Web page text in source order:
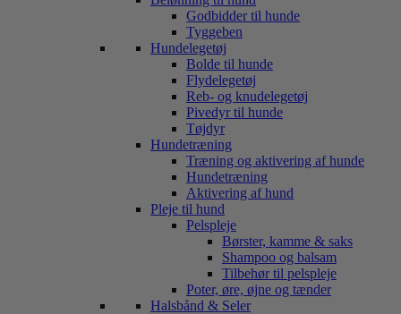
Godbidder til hunde
Tyggeben
Hundelegetøj
Bolde til hunde
Flydelegetøj
Reb- og knudelegetøj
Pivedyr til hunde
Tøjdyr
Hundetræning
Træning og aktivering af hunde
Hundetræning
Aktivering af hund
Pleje til hund
Pelspleje
Børster, kamme & saks
Shampoo og balsam
Tilbehør til pelspleje
Poter, øre, øjne og tænder
Halsbånd & Seler